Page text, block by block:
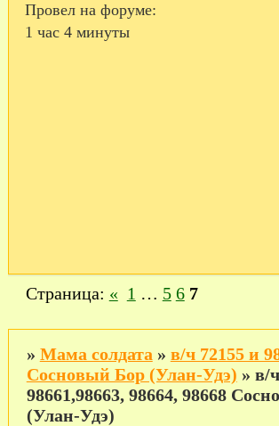
Провел на форуме:
1 час 4 минуты
Страница: « 1 … 5 6 7
» Мама солдата » в/ч 72155 и
Сосновый Бор (Улан-Удэ) » в/
98661,98663, 98664, 98668
(Улан-Удэ)